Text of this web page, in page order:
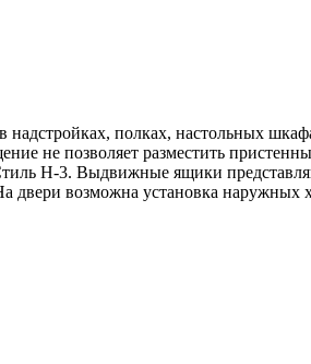
полках, настольных
не позволяет разместить
Н-3. Выдвижные ящики
двери возможна установка наружных